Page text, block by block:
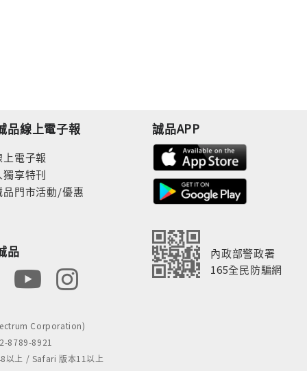
品線上電子報
電子報
享特刊
品門市活動/優惠
品
誠品APP
內政部警政署
165全民防騙網
Corporation)
8789-8921
以上 / Safari 版本11以上